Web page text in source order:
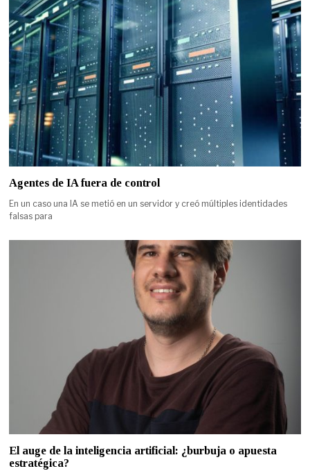
Agentes de IA fuera de control
En un caso una IA se metió en un servidor y creó múltiples identidades
falsas para
El auge de la inteligencia artificial: ¿burbuja o apuesta
estratégica?